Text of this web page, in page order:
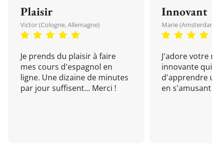
Plaisir
Victor (Cologne, Allemagne)
Je prends du plaisir à faire
mes cours d'espagnol en
ligne. Une dizaine de minutes
par jour suffisent... Merci !
Innovant
Marie (Amsterdam,
J'adore votre
innovante qui
d'apprendre
en s'amusant !